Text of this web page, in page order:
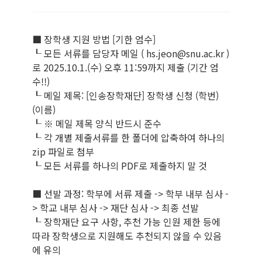
■ 장학생 지원 방법 [기한 엄수]
┖ 모든 서류를 담당자 메일 ( hs.jeon@snu.ac.kr )
로 2025.10.1.(수) 오후 11:59까지 제출 (기간 엄
수!!)
┖ 메일 제목: [인송장학재단] 장학생 신청 (학번)
(이름)
┖ ※ 메일 제목 양식 반드시 준수
┖ 각 개별 제출서류를 한 폴더에 압축하여 하나의
zip 파일로 첨부
┖ 모든 서류를 하나의 PDF로 제출하지 말 것
■ 선발 과정: 학부에 서류 제출 -> 학부 내부 심사 -
> 학교 내부 심사 -> 재단 심사 -> 최종 선발
┖ 장학재단 요구 사항, 추천 가능 인원 제한 등에
따라 장학생으로 지원해도 추천되지 않을 수 있음
에 유의